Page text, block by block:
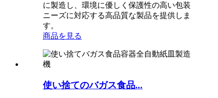
に製造し、環境に優しく保護性の高い包装
ニーズに対応する高品質な製品を提供しま
す。
商品を見る
使い捨てのバガス食品...